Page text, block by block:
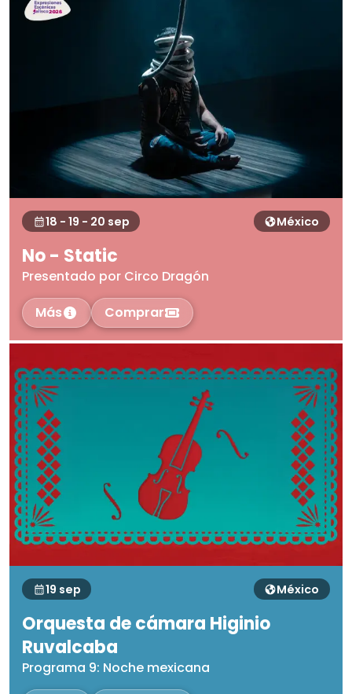
18 - 19 - 20 sep México
No - Static
Presentado por Circo Dragón
Más
Comprar
19 sep México
Orquesta de cámara Higinio
Ruvalcaba
Programa 9: Noche mexicana